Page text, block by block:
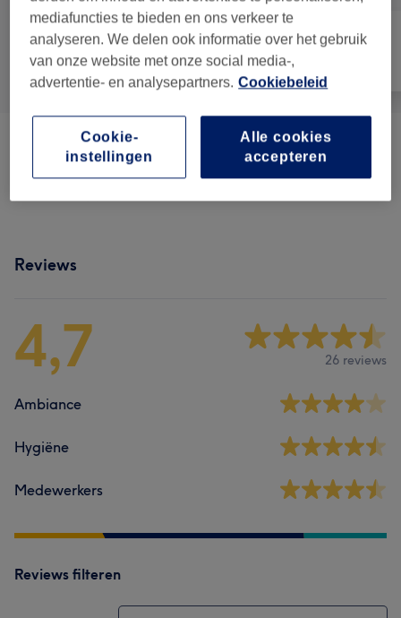
Alle Nagels
Pedicure (4)
Reviews
4,7 26 reviews
Ambiance
Hygiëne
Medewerkers
Reviews filteren
mediafuncties te bieden en ons verkeer te
analyseren. We delen ook informatie over het gebruik
van onze website met onze social media-,
advertentie- en analysepartners. Cookiebeleid
Alle cookies
accepteren
Cookie-
instellingen